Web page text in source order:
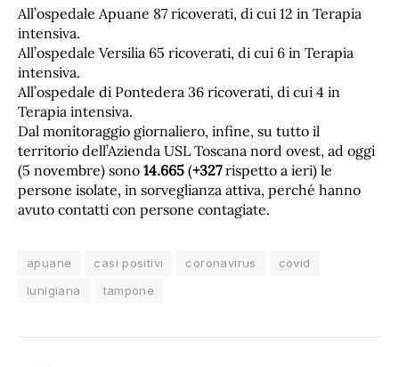
All’ospedale Apuane 87 ricoverati, di cui 12 in Terapia
intensiva.
All’ospedale Versilia 65 ricoverati, di cui 6 in Terapia
intensiva.
All’ospedale di Pontedera 36 ricoverati, di cui 4 in
Terapia intensiva.
Dal monitoraggio giornaliero, infine, su tutto il
territorio dell’Azienda USL Toscana nord ovest, ad oggi
(5 novembre) sono 14.665 (+327rispetto a ieri) le
persone isolate, in sorveglianza attiva, perché hanno
avuto contatti con persone contagiate.
apuane casi positivi coronavirus
covid
lunigiana
tampone